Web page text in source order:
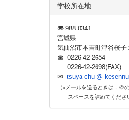
学校所在地
〠 988-0341
宮城県
気仙沼市本吉町津谷桜子
☎ 0226-42-2654
0226-42-2698(FAX)
✉ tsuya-chu @
（※メールを送るときは，＠
スペースを詰めてくださ